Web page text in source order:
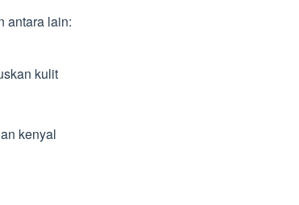
antara lain:
kulit
kenyal